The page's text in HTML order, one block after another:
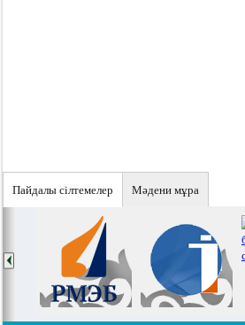
Пайдалы сiлтемелер Мәдени мұра